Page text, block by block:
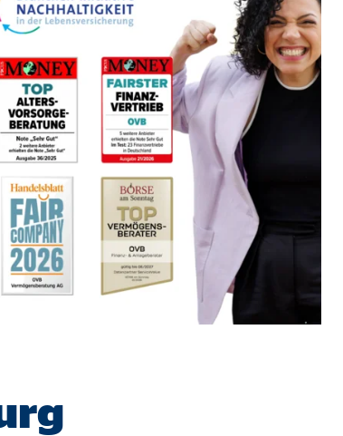
die die